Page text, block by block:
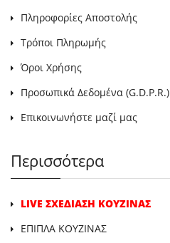
Πληροφορίες Αποστολής
Τρόποι Πληρωμής
Όροι Χρήσης
Προσωπικά Δεδομένα (G.D.P.R.)
Επικοινωνήστε μαζί μας
Περισσότερα
LIVE ΣΧΕΔΙΑΣΗ ΚΟΥΖΙΝΑΣ
ΕΠΙΠΛΑ ΚΟΥΖΙΝΑΣ